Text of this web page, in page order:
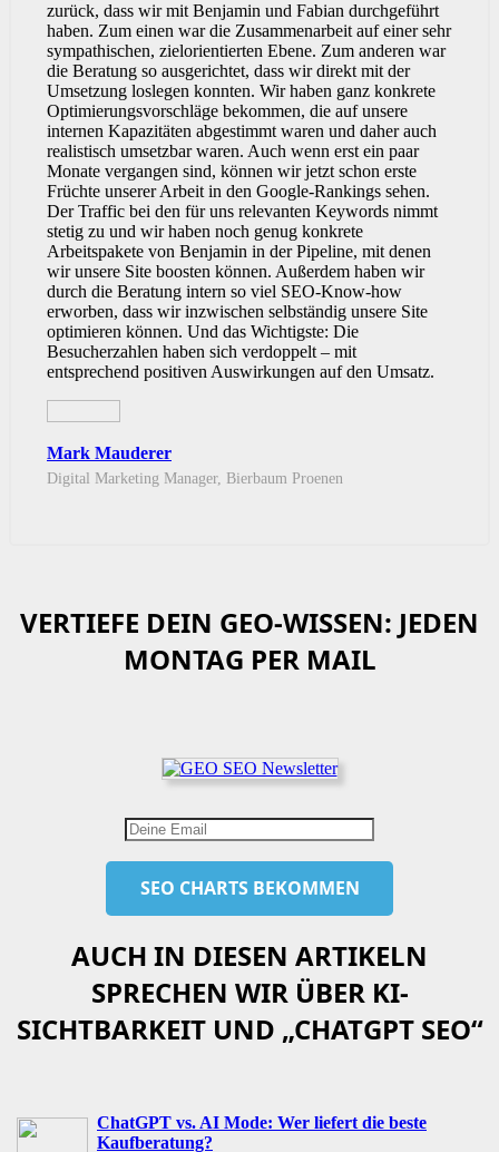
zurück, dass wir mit Benjamin und Fabian durchgeführt
haben. Zum einen war die Zusammenarbeit auf einer sehr
sympathischen, zielorientierten Ebene. Zum anderen war
die Beratung so ausgerichtet, dass wir direkt mit der
Umsetzung loslegen konnten. Wir haben ganz konkrete
Optimierungsvorschläge bekommen, die auf unsere
internen Kapazitäten abgestimmt waren und daher auch
realistisch umsetzbar waren. Auch wenn erst ein paar
Monate vergangen sind, können wir jetzt schon erste
Früchte unserer Arbeit in den Google-Rankings sehen.
Der Traffic bei den für uns relevanten Keywords nimmt
stetig zu und wir haben noch genug konkrete
Arbeitspakete von Benjamin in der Pipeline, mit denen
wir unsere Site boosten können. Außerdem haben wir
durch die Beratung intern so viel SEO-Know-how
erworben, dass wir inzwischen selbständig unsere Site
optimieren können. Und das Wichtigste: Die
Besucherzahlen haben sich verdoppelt – mit
entsprechend positiven Auswirkungen auf den Umsatz.
Mark Mauderer
Digital Marketing Manager, Bierbaum Proenen
VERTIEFE DEIN GEO-WISSEN: JEDEN
MONTAG PER MAIL
AUCH IN DIESEN ARTIKELN
SPRECHEN WIR ÜBER KI-
SICHTBARKEIT UND „CHATGPT SEO“
ChatGPT vs. AI Mode: Wer liefert die beste
Kaufberatung?